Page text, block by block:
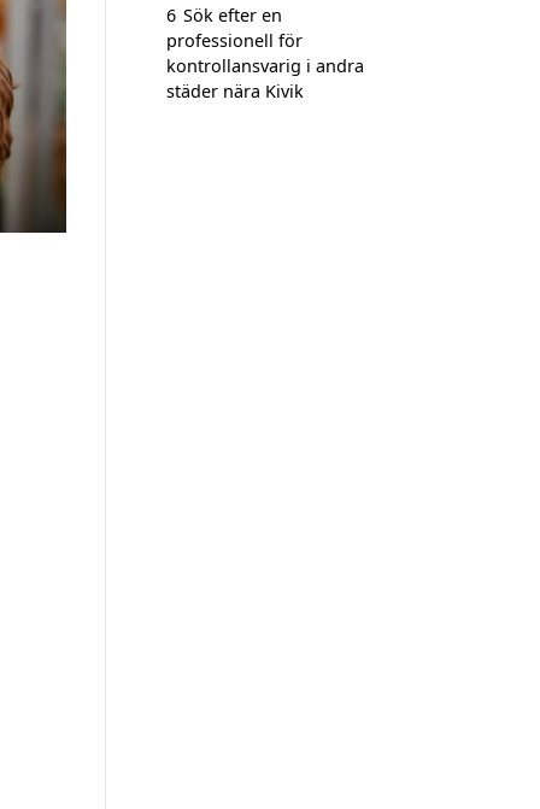
6 Sök efter en
professionell för
kontrollansvarig i andra
städer nära Kivik